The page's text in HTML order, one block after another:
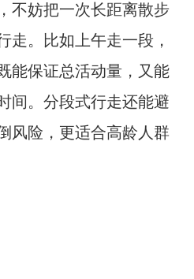
不妨把一次长距离散步
走。比如上午走一段，
能保证总活动量，又能
间。分段式行走还能避
风险，更适合高龄人群